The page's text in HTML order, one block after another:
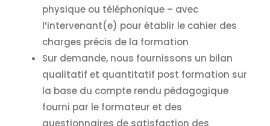
physique ou téléphonique – avec
l’intervenant(e) pour établir le cahier des
charges précis de la formation
Sur demande, nous fournissons un bilan
qualitatif et quantitatif post formation sur
la base du compte rendu pédagogique
fourni par le formateur et des
questionnaires de satisfaction des